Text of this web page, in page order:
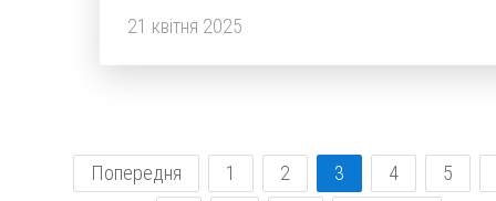
21 квітня 2025
Попередня 1 2 3 4
5